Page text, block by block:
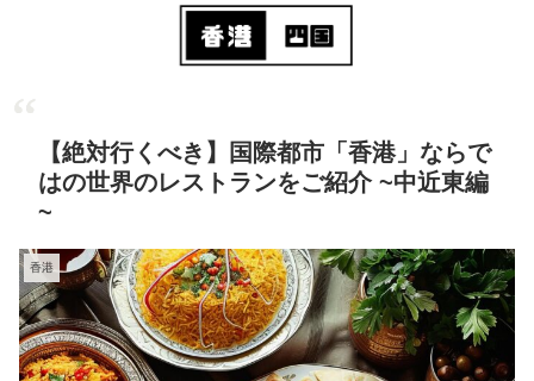
【絶対行くべき】国際都市「香港」ならで
はの世界のレストランをご紹介 ~中近東編
~
香港